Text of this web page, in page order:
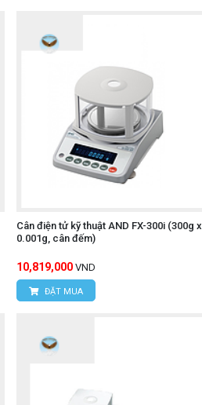
Cân điện tử kỹ thuật AND FX-300i (300g x
0.001g, cân đếm)
10,819,000 VND
ĐẶT MUA